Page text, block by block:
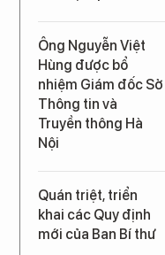
Ông Nguyễn Việt
Hùng được bổ
nhiệm Giám đốc Sở
Thông tin và
Truyền thông Hà
Nội
Quán triệt, triển
khai các Quy định
mới của Ban Bí thư